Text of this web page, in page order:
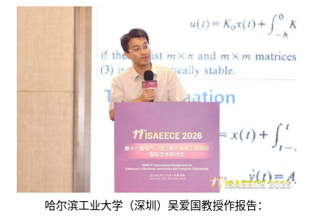
哈尔滨工业大学（深圳）吴爱国教授作报告：